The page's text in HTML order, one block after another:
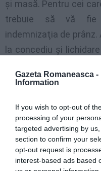
Gazeta Romaneasca -
Information
If you wish to opt-out of
processing of your
targeted advertising by
section to confirm your
opt-out request is
interest-based ads based
şi masă. Pentru cei
trebuie să vă fie
indemnizaţia de prânz.
la concediu şi
pe săptămână la
recunoască aceste
Zilele de sărbătoare
Colaboratoarele
declarate zile de